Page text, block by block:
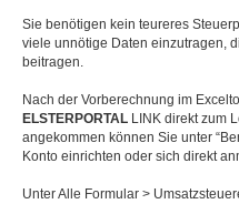
Sie benötigen kein teureres
viele unnötige Daten einzutragen,
beitragen.
Nach der Vorberechnung im
ELSTERPORTAL LINK direkt zum
angekommen können Sie unter
Konto einrichten oder sich direkt
Unter Alle Formular >